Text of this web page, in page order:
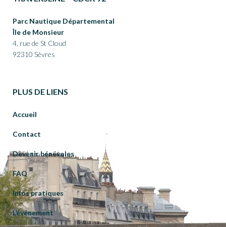
Parc Nautique Départemental
Île de Monsieur
4, rue de St Cloud
92310 Sèvres
PLUS DE LIENS
Accueil
Contact
Devenir bénévoles
FAQ
Infos pratiques
L’événement